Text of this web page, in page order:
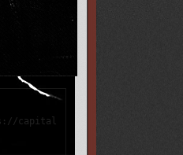
url][/align]
capital-queen.ru/